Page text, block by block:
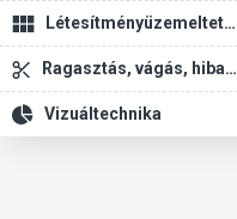
Létesítményüzemeltetés
Ragasztás, vágás, hibajavítás
Vizuáltechnika